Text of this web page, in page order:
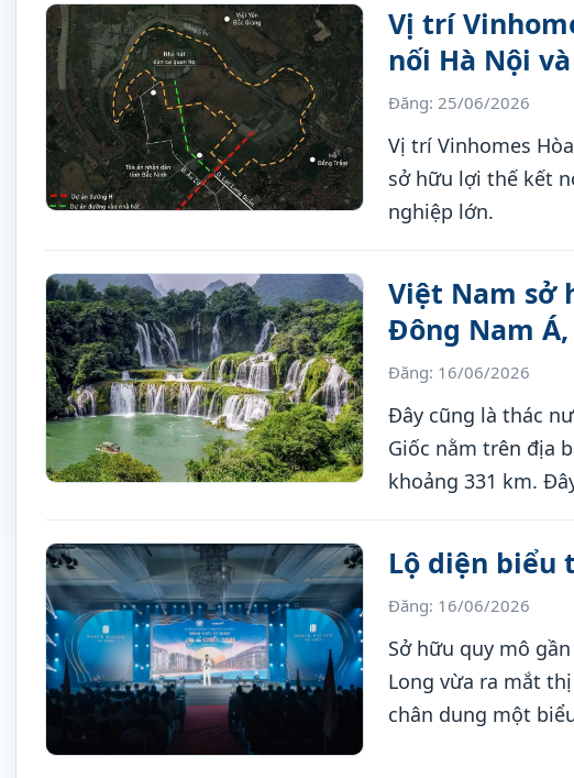
Vị trí
nối Hà Nội
Đăng: 25/06/2026
Vị trí Vinhomes
sở hữu lợi thế kết
nghiệp lớn.
Việt Nam sở
Đông Nam
Đăng: 16/06/2026
Đây cũng là thác
Giốc nằm trên địa
khoảng 331 km.
Lộ diện biểu
Đăng: 16/06/2026
Sở hữu quy mô
Long vừa ra mắt
chân dung một